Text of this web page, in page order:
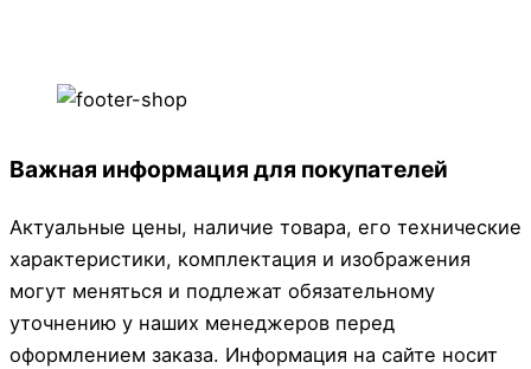
Важная информация для покупателей
Актуальные цены, наличие товара, его технические
характеристики, комплектация и изображения
могут меняться и подлежат обязательному
уточнению у наших менеджеров перед
оформлением заказа. Информация на сайте носит